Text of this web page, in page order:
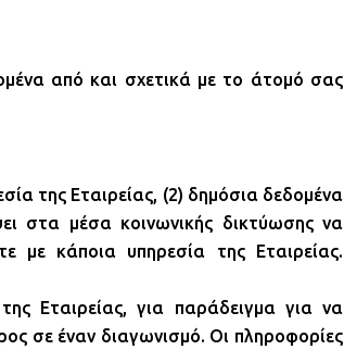
από και σχετικά με το άτομό σας
της Εταιρείας, (2) δημόσια δεδομένα
στα μέσα κοινωνικής δικτύωσης να
με κάποια υπηρεσία της Εταιρείας.
Εταιρείας, για παράδειγμα για να
σε έναν διαγωνισμό. Οι πληροφορίες